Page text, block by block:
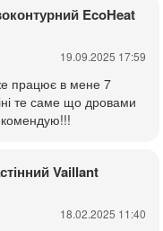
EcoHeat
19.09.2025 17:59
працює в мене 7
те саме що дровами
Vaillant
18.02.2025 11:40